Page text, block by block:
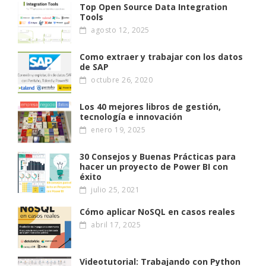
Top Open Source Data Integration
Tools
agosto 12, 2025
Como extraer y trabajar con los datos
de SAP
octubre 26, 2020
Los 40 mejores libros de gestión,
tecnología e innovación
enero 19, 2025
30 Consejos y Buenas Prácticas para
hacer un proyecto de Power BI con
éxito
julio 25, 2021
Cómo aplicar NoSQL en casos reales
abril 17, 2025
Videotutorial: Trabajando con Python